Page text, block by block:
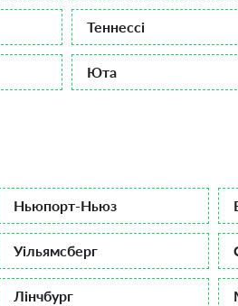
Теннессі
Юта
Ньюпорт-Ньюз
Уільямсберг
Лінчбург